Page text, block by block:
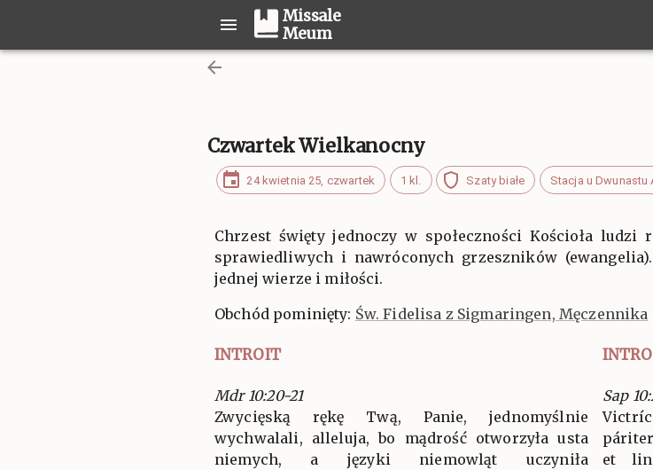
Missale
Meum
Czwartek Wielkanocny
24 kwietnia 25, czwartek 1 kl. Szaty białe Stacja u Dwunastu
Chrzest święty jednoczy w społeczności Kościoła
sprawiedliwych i nawróconych grzeszników
jednej wierze i miłości.
Obchód pominięty: Św. Fidelisa z Sigmaringen, Męczennika
INTROIT
Mdr 10:20-21
Zwycięską rękę Twą, Panie, jednomyślnie
wychwalali, alleluja, bo mądrość otworzyła usta
niemych, a języki niemowląt uczyniła
Sap
et